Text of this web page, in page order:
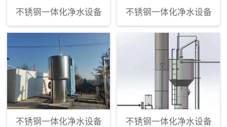
不锈钢一体化净水设备 不锈钢一体化净水设备
不锈钢一体化净水设备 不锈钢一体化净水设备